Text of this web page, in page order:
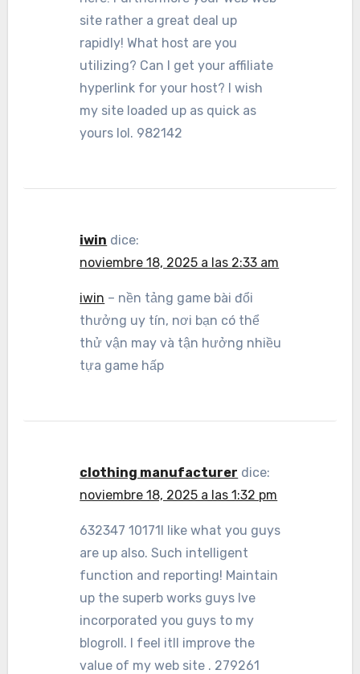
site rather a great deal up
rapidly! What host are you
utilizing? Can I get your affiliate
hyperlink for your host? I wish
my site loaded up as quick as
yours lol. 982142
iwin dice:
noviembre 18, 2025 a las 2:33 am
iwin – nền tảng game bài đổi
thưởng uy tín, nơi bạn có thể
thử vận may và tận hưởng nhiều
tựa game hấp
clothing manufacturer dice:
noviembre 18, 2025 a las 1:32 pm
632347 10171I like what you guys
are up also. Such intelligent
function and reporting! Maintain
up the superb works guys Ive
incorporated you guys to my
blogroll. I feel itll improve the
value of my web site . 279261